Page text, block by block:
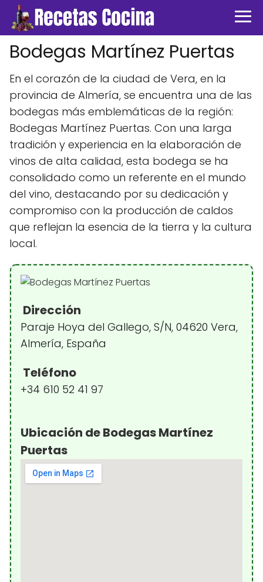
Bodegas Martínez Puertas
En el corazón de la ciudad de Vera, en la
provincia de Almería, se encuentra una de las
bodegas más emblemáticas de la región:
Bodegas Martínez Puertas. Con una larga
tradición y experiencia en la elaboración de
vinos de alta calidad, esta bodega se ha
consolidado como un referente en el mundo
del vino, destacando por su dedicación y
compromiso con la producción de caldos
que reflejan la esencia de la tierra y la cultura
local.
Dirección
Paraje Hoya del Gallego, S/N, 04620 Vera,
Almería, España
Teléfono
+34 610 52 41 97
Ubicación de Bodegas Martínez
Puertas